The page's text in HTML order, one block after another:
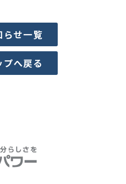
らせ一覧
プへ戻る